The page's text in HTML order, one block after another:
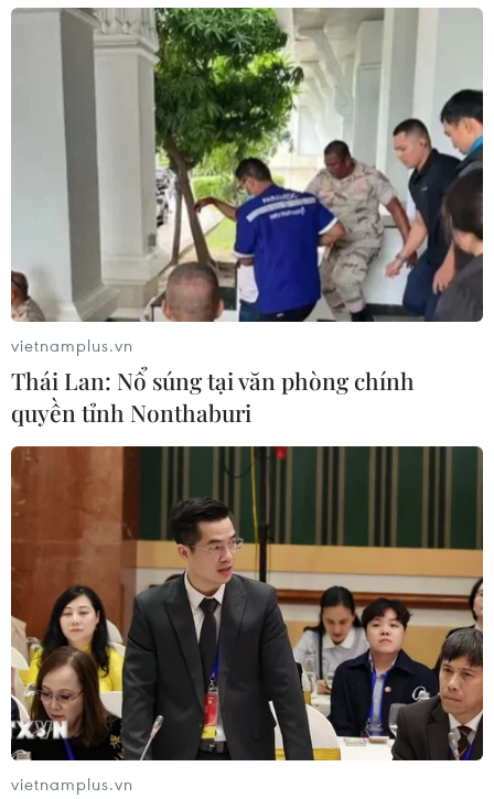
vietnamplus.vn
Thái Lan: Nổ súng tại văn phòng chính
quyền tỉnh Nonthaburi
vietnamplus.vn